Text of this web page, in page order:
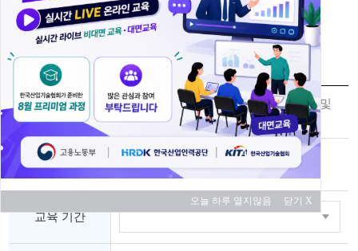
교육신청
과정명
(언택트 라이브) 스마트공장 전기설비 및
전기기기 현장 실무
교육 대상 중소기업
교육 기간
오늘 하루 열지않음 닫기 X